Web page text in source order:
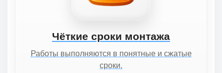
Чёткие сроки монтажа
Работы выполняются в понятные и сжатые
сроки.